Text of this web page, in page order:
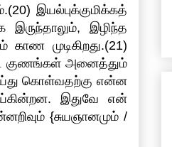
இயல்புக்குமிக்கத்
இழிந்த
முடிகிறது.(21)
குணங்கள் அனைத்தும்
கொள்வதற்கு என்ன
இதுவே என்
{சுயஞானமும் /